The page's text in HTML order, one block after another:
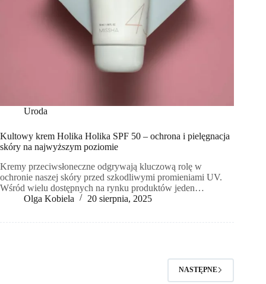
Uroda
Kultowy krem Holika Holika SPF 50 – ochrona i pielęgnacja
skóry na najwyższym poziomie
Kremy przeciwsłoneczne odgrywają kluczową rolę w
ochronie naszej skóry przed szkodliwymi promieniami UV.
Wśród wielu dostępnych na rynku produktów jeden…
Olga Kobiela
20 sierpnia, 2025
NASTĘPNE